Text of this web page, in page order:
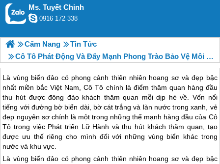
Ms. Tuyết Chinh
0916 172 338
Cẩm Nang
Tin Tức
Cô Tô Phát Động Và Đẩy Mạnh Phong Trào Bảo Vệ Môi Trường
Là vùng biển đảo có phong cảnh thiên nhiên hoang sơ và đẹp bậc
nhất miền bắc Việt Nam, Cô Tô chính là điểm thăm quan hàng đầu
thu hút được đông đảo khách thăm quan mỗi dịp hè về. Vốn nổi
tiếng với đường bờ biển dài, bờ cát trắng và làn nước trong xanh, vẻ
đẹp nguyên sơ chính là một trong những thế mạnh hàng đầu của Cô
Tô trong việc Phát triển Lữ Hành và thu hút khách thăm quan, tạo
được ưu thế riêng cho mình đối với những vùng biển khác trong
nước và khu vực.
Là vùng biển đảo có phong cảnh thiên nhiên hoang sơ và đẹp bậc